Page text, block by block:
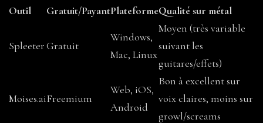
Outil Gratuit/PayantPlateformeQualité sur métal
SpleeterGratuit
Windows,
Mac, Linux
Moyen (très variable
suivant les
guitares/effets)
Moises.aiFreemium
Web, iOS,
Android
Bon à excellent sur
voix claires, moins sur
growl/screams